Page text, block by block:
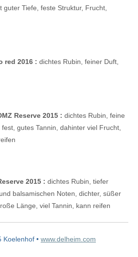
guter Tiefe, feste Struktur, Frucht,
red 2016 : dichtes Rubin, feiner Duft,
Reserve 2015 : dichtes Rubin, feine
gutes Tannin, dahinter viel Frucht,
2015 : dichtes Rubin, tiefer
balsamischen Noten, dichter, süßer
Länge, viel Tannin, kann reifen
Koelenhof • www.delheim.com